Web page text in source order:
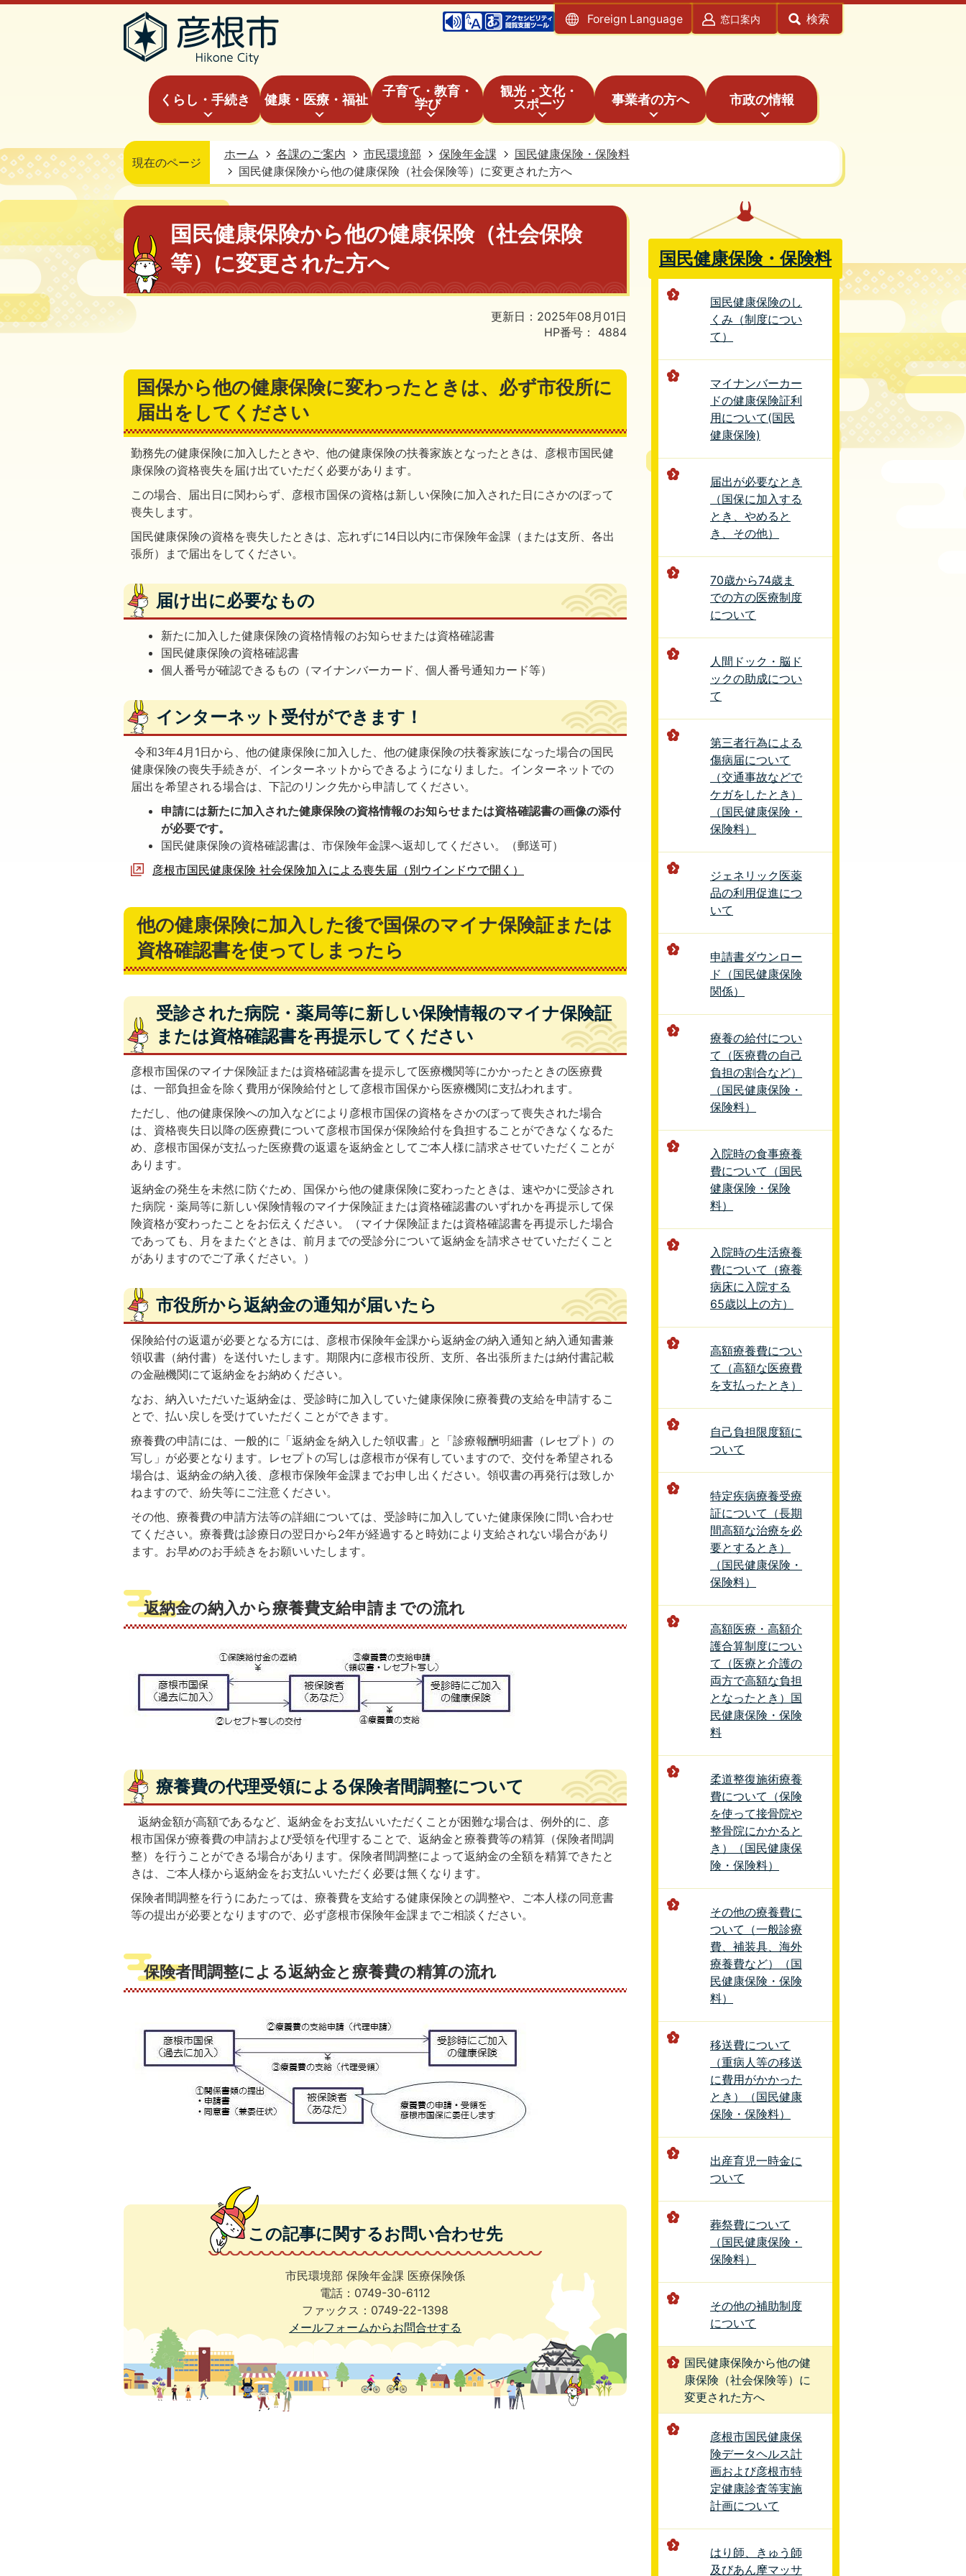
Foreign Language 窓口案内 検索
くらし・手続き 健康・医療・福祉
子育て・教育・
学び
観光・文化・
スポーツ
事業者の方へ 市政の情報
現在のページ
ホーム 各課のご案内 市民環境部 保険年金課
国民健康保険・保険料
国民健康保険から他の健康保険（社会保険等）に変更された方へ
国民健康保険から他の健康保険（社会保険
等）に変更された方へ
更新日：2025年08月01日
HP番号：
4884
国保から他の健康保険に変わったときは、必ず市役所に
届出をしてください
勤務先の健康保険に加入したときや、他の健康保険の扶養家族となったときは、彦根市国民健
康保険の資格喪失を届け出ていただく必要があります。
この場合、届出日に関わらず、彦根市国保の資格は新しい保険に加入された日にさかのぼって
喪失します。
国民健康保険の資格を喪失したときは、忘れずに14日以内に市保険年金課（または支所、各出
張所）まで届出をしてください。
届け出に必要なもの
新たに加入した健康保険の資格情報のお知らせまたは資格確認書
国民健康保険の資格確認書
個人番号が確認できるもの（マイナンバーカード、個人番号通知カード等）
インターネット受付ができます！
令和3年4月1日から、他の健康保険に加入した、他の健康保険の扶養家族になった場合の国民
健康保険の喪失手続きが、インターネットからできるようになりました。インターネットでの
届出を希望される場合は、下記のリンク先から申請してください。
申請には新たに加入された健康保険の資格情報のお知らせまたは資格確認書の画像の添付
が必要です。
国民健康保険の資格確認書は、市保険年金課へ返却してください。（郵送可）
彦根市国民健康保険 社会保険加入による喪失届（別ウインドウで開く）
他の健康保険に加入した後で国保のマイナ保険証または
資格確認書を使ってしまったら
受診された病院・薬局等に新しい保険情報のマイナ保険証
または資格確認書を再提示してください
彦根市国保のマイナ保険証または資格確認書を提示して医療機関等にかかったときの医療費
は、一部負担金を除く費用が保険給付として彦根市国保から医療機関に支払われます。
ただし、他の健康保険への加入などにより彦根市国保の資格をさかのぼって喪失された場合
は、資格喪失日以降の医療費について彦根市国保が保険給付を負担することができなくなるた
め、彦根市国保が支払った医療費の返還を返納金としてご本人様に請求させていただくことが
あります。
返納金の発生を未然に防ぐため、国保から他の健康保険に変わったときは、速やかに受診され
た病院・薬局等に新しい保険情報のマイナ保険証または資格確認書のいずれかを再提示して保
険資格が変わったことをお伝えください。（マイナ保険証または資格確認書を再提示した場合
であっても、月をまたぐときは、前月までの受診分について返納金を請求させていただくこと
がありますのでご了承ください。）
市役所から返納金の通知が届いたら
保険給付の返還が必要となる方には、彦根市保険年金課から返納金の納入通知と納入通知書兼
領収書（納付書）を送付いたします。期限内に彦根市役所、支所、各出張所または納付書記載
の金融機関にて返納金をお納めください。
なお、納入いただいた返納金は、受診時に加入していた健康保険に療養費の支給を申請するこ
とで、払い戻しを受けていただくことができます。
療養費の申請には、一般的に「返納金を納入した領収書」と「診療報酬明細書（レセプト）の
写し」が必要となります。レセプトの写しは彦根市が保有していますので、交付を希望される
場合は、返納金の納入後、彦根市保険年金課までお申し出ください。領収書の再発行は致しか
ねますので、紛失等にご注意ください。
その他、療養費の申請方法等の詳細については、受診時に加入していた健康保険に問い合わせ
てください。療養費は診療日の翌日から2年が経過すると時効により支給されない場合があり
ます。お早めのお手続きをお願いいたします。
返納金の納入から療養費支給申請までの流れ
療養費の代理受領による保険者間調整について
返納金額が高額であるなど、返納金をお支払いいただくことが困難な場合は、例外的に、彦
根市国保が療養費の申請および受領を代理することで、返納金と療養費等の精算（保険者間調
整）を行うことができる場合があります。保険者間調整によって返納金の全額を精算できたと
きは、ご本人様から返納金をお支払いいただく必要は無くなります。
保険者間調整を行うにあたっては、療養費を支給する健康保険との調整や、ご本人様の同意書
等の提出が必要となりますので、必ず彦根市保険年金課までご相談ください。
保険者間調整による返納金と療養費の精算の流れ
この記事に関するお問い合わせ先
市民環境部 保険年金課 医療保険係
電話：0749-30-6112
ファックス：0749-22-1398
メールフォームからお問合せする
国民健康保険・保険料
国民健康保険のし
くみ（制度につい
て）
マイナンバーカー
ドの健康保険証利
用について(国民
健康保険)
届出が必要なとき
（国保に加入する
とき、やめると
き、その他）
70歳から74歳ま
での方の医療制度
について
人間ドック・脳ド
ックの助成につい
て
第三者行為による
傷病届について
（交通事故などで
ケガをしたとき）
（国民健康保険・
保険料）
ジェネリック医薬
品の利用促進につ
いて
申請書ダウンロー
ド（国民健康保険
関係）
療養の給付につい
て（医療費の自己
負担の割合など）
（国民健康保険・
保険料）
入院時の食事療養
費について（国民
健康保険・保険
料）
入院時の生活療養
費について（療養
病床に入院する
65歳以上の方）
高額療養費につい
て（高額な医療費
を支払ったとき）
自己負担限度額に
ついて
特定疾病療養受療
証について（長期
間高額な治療を必
要とするとき）
（国民健康保険・
保険料）
高額医療・高額介
護合算制度につい
て（医療と介護の
両方で高額な負担
となったとき）国
民健康保険・保険
料
柔道整復施術療養
費について（保険
を使って接骨院や
整骨院にかかると
き）（国民健康保
険・保険料）
その他の療養費に
ついて（一般診療
費、補装具、海外
療養費など）（国
民健康保険・保険
料）
移送費について
（重病人等の移送
に費用がかかった
とき）（国民健康
保険・保険料）
出産育児一時金に
ついて
葬祭費について
（国民健康保険・
保険料）
その他の補助制度
について
国民健康保険から他の健
康保険（社会保険等）に
変更された方へ
彦根市国民健康保
険データヘルス計
画および彦根市特
定健康診査等実施
計画について
はり師、きゅう師
及びあん摩マッサ